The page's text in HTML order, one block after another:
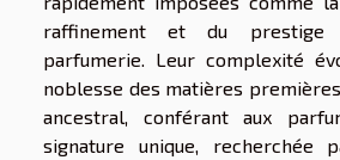
raffinement et du prestige
parfumerie. Leur complexité
noblesse des matières
ancestral, conférant aux
signature unique, recherchée